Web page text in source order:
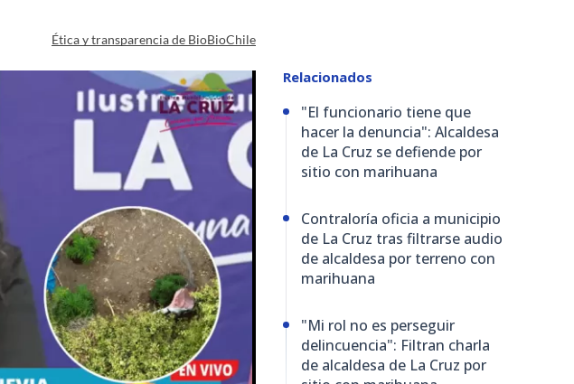
Ética y transparencia de BioBioChile
Relacionados
"El funcionario tiene que
hacer la denuncia": Alcaldesa
de La Cruz se defiende por
sitio con marihuana
Contraloría oficia a municipio
de La Cruz tras filtrarse audio
de alcaldesa por terreno con
marihuana
"Mi rol no es perseguir
delincuencia": Filtran charla
de alcaldesa de La Cruz por